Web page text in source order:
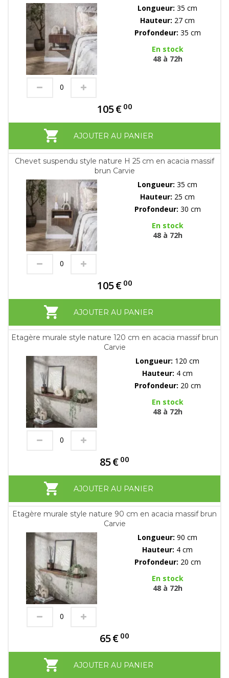
Longueur: 35 cm
Hauteur: 27 cm
Profondeur: 35 cm
En stock
48 à 72h
105€ 00
AJOUTER AU PANIER
Chevet suspendu style nature H 25 cm en acacia massif
brun Carvie
Longueur: 35 cm
Hauteur: 25 cm
Profondeur: 30 cm
En stock
48 à 72h
105€ 00
AJOUTER AU PANIER
Etagère murale style nature 120 cm en acacia massif brun
Carvie
Longueur: 120 cm
Hauteur: 4 cm
Profondeur: 20 cm
En stock
48 à 72h
85€ 00
AJOUTER AU PANIER
Etagère murale style nature 90 cm en acacia massif brun
Carvie
Longueur: 90 cm
Hauteur: 4 cm
Profondeur: 20 cm
En stock
48 à 72h
65€ 00
AJOUTER AU PANIER